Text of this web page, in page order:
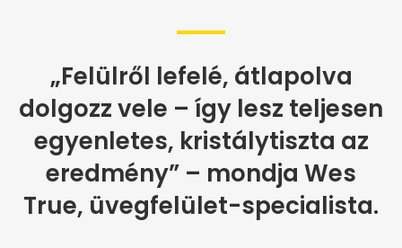
„Felülről lefelé, átlapolva
dolgozz vele – így lesz teljesen
egyenletes, kristálytiszta az
eredmény” – mondja Wes
True, üvegfelület-specialista.